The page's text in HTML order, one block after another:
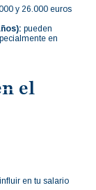
y 26.000 euros
pueden
en
el
en tu salario